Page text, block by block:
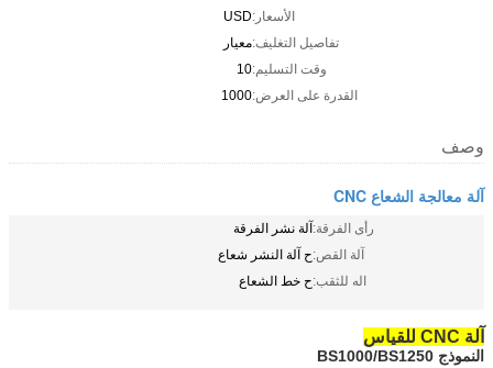
الأسعار:USD
تفاصيل التغليف:معيار
وقت التسليم:10
القدرة على العرض:1000
وصف
آلة معالجة الشعاع CNC
رأى الفرقة:آلة نشر الفرقة
آلة القص:ح آلة النشر شعاع
اله للثقب:ح خط الشعاع
آلة CNC للقياس
النموذج BS1000/BS1250